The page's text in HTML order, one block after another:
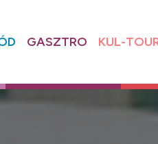
GASZTRO KUL-